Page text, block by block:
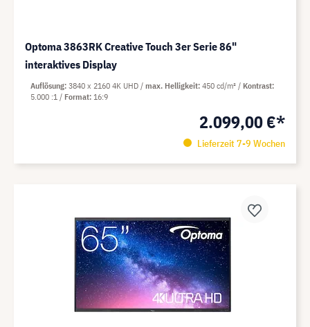
Optoma 3863RK Creative Touch 3er Serie 86"
interaktives Display
2.099,00 €*
Lieferzeit 7-9 Wochen
Auflösung 3840 x 2160 4K UHD max. Helligkeit 450 cd/m²
Kontrast
5.000 :1
Format 16:9